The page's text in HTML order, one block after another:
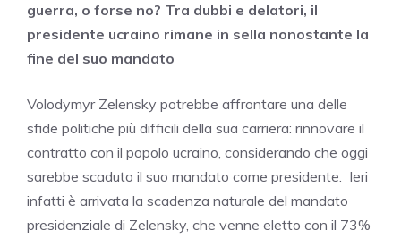
guerra, o forse no? Tra dubbi e delatori, il
presidente ucraino rimane in sella nonostante la
fine del suo mandato
Volodymyr Zelensky potrebbe affrontare una delle
sfide politiche più difficili della sua carriera: rinnovare il
contratto con il popolo ucraino, considerando che oggi
sarebbe scaduto il suo mandato come presidente. Ieri
infatti è arrivata la scadenza naturale del mandato
presidenziale di Zelensky, che venne eletto con il 73%